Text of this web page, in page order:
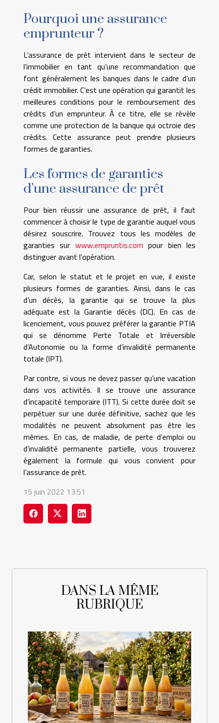
Pourquoi une assurance
emprunteur ?
L’assurance de prêt intervient dans le secteur de
l’immobilier en tant qu’une recommandation que
font généralement les banques dans le cadre d’un
crédit immobilier. C’est une opération qui garantit les
meilleures conditions pour le remboursement des
crédits d’un emprunteur. À ce titre, elle se révèle
comme une protection de la banque qui octroie des
crédits. Cette assurance peut prendre plusieurs
formes de garanties.
Les formes de garanties
d’une assurance de prêt
Pour bien réussir une assurance de prêt, il faut
commencer à choisir le type de garantie auquel vous
désirez souscrire. Trouvez tous les modèles de
garanties sur www.empruntis.com pour bien les
distinguer avant l’opération.
Car, selon le statut et le projet en vue, il existe
plusieurs formes de garanties. Ainsi, dans le cas
d’un décès, la garantie qui se trouve la plus
adéquate est la Garantie décès (DC). En cas de
licenciement, vous pouvez préférer la garantie PTIA
qui se dénomme Perte Totale et Irréversible
d’Autonomie ou la forme d’invalidité permanente
totale (IPT).
Par contre, si vous ne devez passer qu’une vacation
dans vos activités. Il se trouve une assurance
d’incapacité temporaire (ITT). Si cette durée doit se
perpétuer sur une durée définitive, sachez que les
modalités ne peuvent absolument pas être les
mêmes. En cas, de maladie, de perte d’emploi ou
d’invalidité permanente partielle, vous trouverez
également la formule qui vous convient pour
l’assurance de prêt.
15 juin 2022 13:51
DANS LA MÊME
RUBRIQUE